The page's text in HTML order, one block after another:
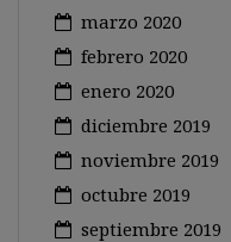
marzo 2020
febrero 2020
enero 2020
diciembre 2019
noviembre 2019
octubre 2019
septiembre 2019